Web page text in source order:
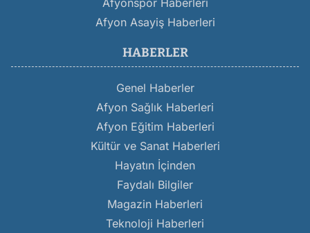
Afyonspor Haberleri
Afyon Asayiş Haberleri
HABERLER
Genel Haberler
Afyon Sağlık Haberleri
Afyon Eğitim Haberleri
Kültür ve Sanat Haberleri
Hayatın İçinden
Faydalı Bilgiler
Magazin Haberleri
Teknoloji Haberleri